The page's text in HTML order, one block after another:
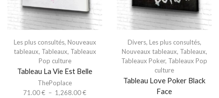
Les plus consultés, Nouveaux
tableaux, Tableaux, Tableaux
Pop culture
Tableau La Vie Est Belle
ThePoplace
71.00€ – 1,268.00€
Divers, Les plus consultés,
Nouveaux tableaux, Tableaux,
Tableaux Poker, Tableaux Pop
culture
Tableau Love Poker Black
Face